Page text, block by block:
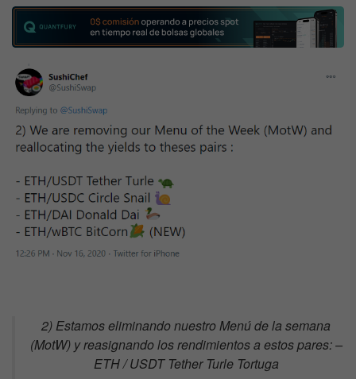
2) Estamos eliminando nuestro Menú de la semana
(MotW) y reasignando los rendimientos a estos pares: –
ETH / USDT Tether Turle Tortuga